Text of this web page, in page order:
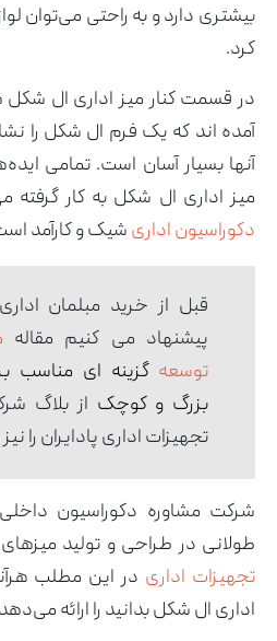
بیشتری دارد و به راحتی می‌توان
کرد.
در قسمت کنار میز اداری ال
آمده اند که یک فرم ال شکل را
آنها بسیار آسان است. تمامی
میز اداری ال شکل به کار
دکوراسیون اداریشیک و کارآمد
قبل از خرید مبلمان
پیشنهاد می کنیم مقاله
توسعه گزینه ای مناسب
بزرگ و کوچک از بلاگ
تجهیزات اداری پادایران را
شرکت مشاوره دکوراسیون داخلی
طولانی در طراحی و تولید
تجهیزات اداری در این مطلب
اداری ال شکل بدانید را ارائه